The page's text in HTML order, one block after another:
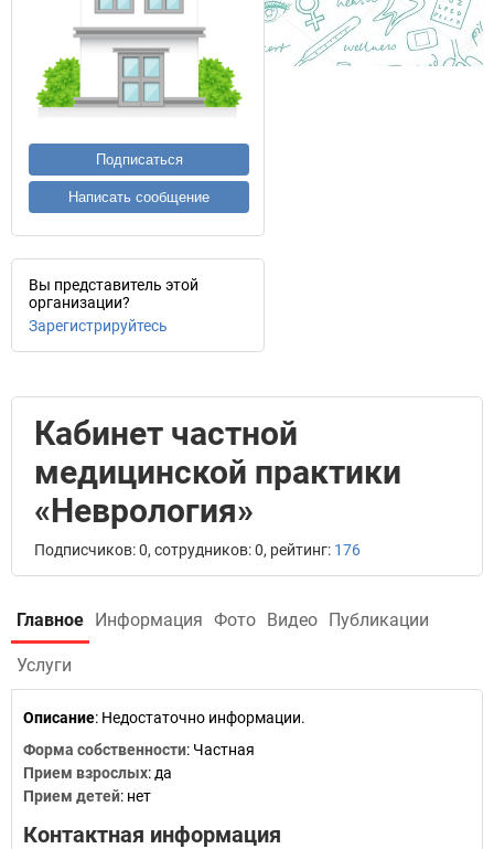
Подписаться
Написать сообщение
Вы представитель этой
организации?
Зарегистрируйтесь
Кабинет частной
медицинской практики
«Неврология»
Подписчиков: 0, сотрудников: 0, рейтинг: 176
Главное Информация Фото Видео Публикации
Услуги
Описание: Недостаточно информации.
Форма собственности: Частная
Прием взрослых: да
Прием детей: нет
Контактная информация